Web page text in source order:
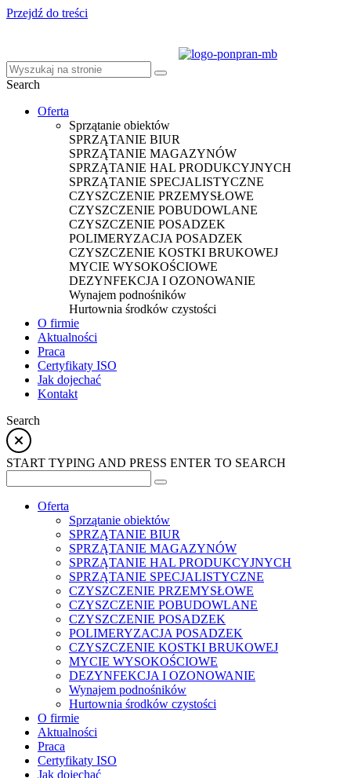
Przejdź do treści
Search
Oferta
Sprzątanie obiektów
SPRZĄTANIE BIUR
SPRZĄTANIE MAGAZYNÓW
SPRZĄTANIE HAL PRODUKCYJNYCH
SPRZĄTANIE SPECJALISTYCZNE
CZYSZCZENIE PRZEMYSŁOWE
CZYSZCZENIE POBUDOWLANE
CZYSZCZENIE POSADZEK
POLIMERYZACJA POSADZEK
CZYSZCZENIE KOSTKI BRUKOWEJ
MYCIE WYSOKOŚCIOWE
DEZYNFEKCJA I OZONOWANIE
Wynajem podnośników
Hurtownia środków czystości
O firmie
Aktualności
Praca
Certyfikaty ISO
Jak dojechać
Kontakt
Search
START TYPING AND PRESS ENTER TO SEARCH
Oferta
Sprzątanie obiektów
SPRZĄTANIE BIUR
SPRZĄTANIE MAGAZYNÓW
SPRZĄTANIE HAL PRODUKCYJNYCH
SPRZĄTANIE SPECJALISTYCZNE
CZYSZCZENIE PRZEMYSŁOWE
CZYSZCZENIE POBUDOWLANE
CZYSZCZENIE POSADZEK
POLIMERYZACJA POSADZEK
CZYSZCZENIE KOSTKI BRUKOWEJ
MYCIE WYSOKOŚCIOWE
DEZYNFEKCJA I OZONOWANIE
Wynajem podnośników
Hurtownia środków czystości
O firmie
Aktualności
Praca
Certyfikaty ISO
Jak dojechać